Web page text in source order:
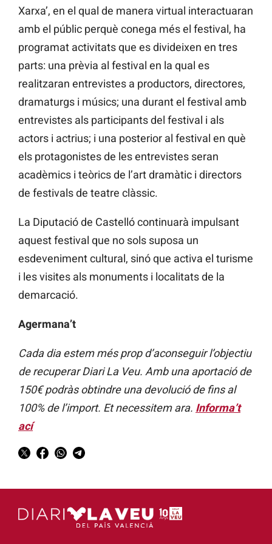
Xarxa’, en el qual de manera virtual interactuaran
amb el públic perquè conega més el festival, ha
programat activitats que es divideixen en tres
parts: una prèvia al festival en la qual es
realitzaran entrevistes a productors, directores,
dramaturgs i músics; una durant el festival amb
entrevistes als participants del festival i als
actors i actrius; i una posterior al festival en què
els protagonistes de les entrevistes seran
acadèmics i teòrics de l’art dramàtic i directors
de festivals de teatre clàssic.
La Diputació de Castelló continuarà impulsant
aquest festival que no sols suposa un
esdeveniment cultural, sinó que activa el turisme
i les visites als monuments i localitats de la
demarcació.
Agermana’t
Cada dia estem més prop d’aconseguir l’objectiu
de recuperar Diari La Veu. Amb una aportació de
150€ podràs obtindre una devolució de fins al
100% de l’import. Et necessitem ara. Informa’t
ací